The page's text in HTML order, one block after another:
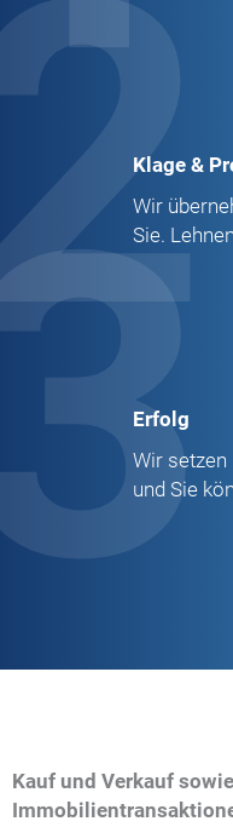
Klage &
Wir
Sie.
Erfolg
Wir
und Sie
Kauf und Verkauf